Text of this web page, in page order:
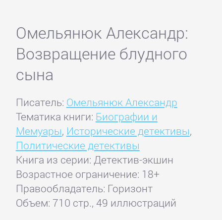
Омельянюк Александр:
Возвращение блудного
сына
Писатель: Омельянюк Александр
Тематика книги: Биографии и
Мемуары, Исторические детективы,
Политические детективы
Книга из серии: Детектив-экшин
Возрастное ограничение: 18+
Правообладатель: Горизонт
Объем: 710 стр., 49 иллюстраций